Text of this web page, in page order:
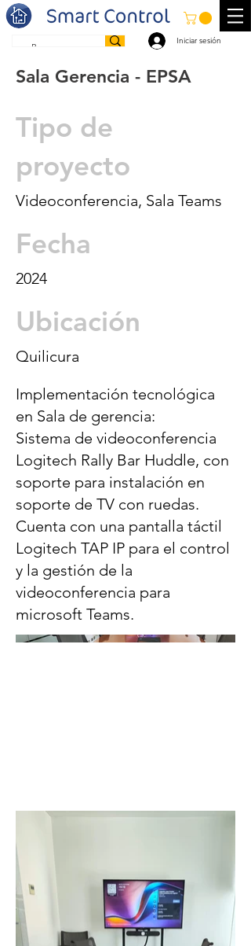
Iniciar sesión
Sala Gerencia - EPSA
Tipo de
proyecto
Videoconferencia, Sala Teams
Fecha
2024
Ubicación
Quilicura
Implementación tecnológica
en Sala de gerencia:
Sistema de videoconferencia
Logitech Rally Bar Huddle, con
soporte para instalación en
soporte de TV con ruedas.
Cuenta con una pantalla táctil
Logitech TAP IP para el control
y la gestión de la
videoconferencia para
microsoft Teams.